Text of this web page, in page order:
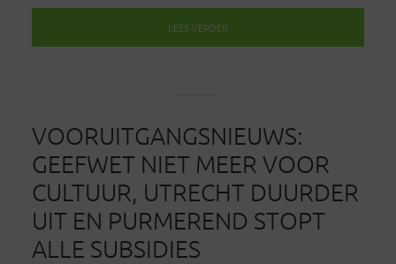
LEES VERDER
VOORUITGANGSNIEUWS:
GEEFWET NIET MEER VOOR
CULTUUR, UTRECHT DUURDER
UIT EN PURMEREND STOPT
ALLE SUBSIDIES